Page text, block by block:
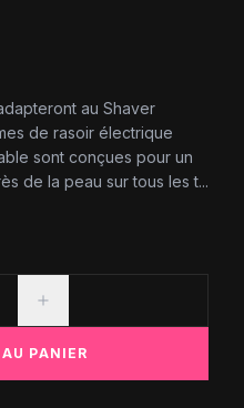
au Shaver
de rasoir électrique
sont conçues pour un
de la peau sur tous les t...
PANIER